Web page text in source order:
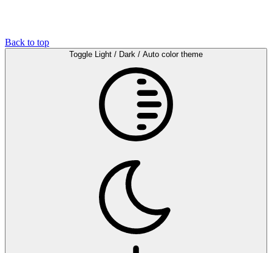
Back to top
Toggle Light / Dark / Auto color theme